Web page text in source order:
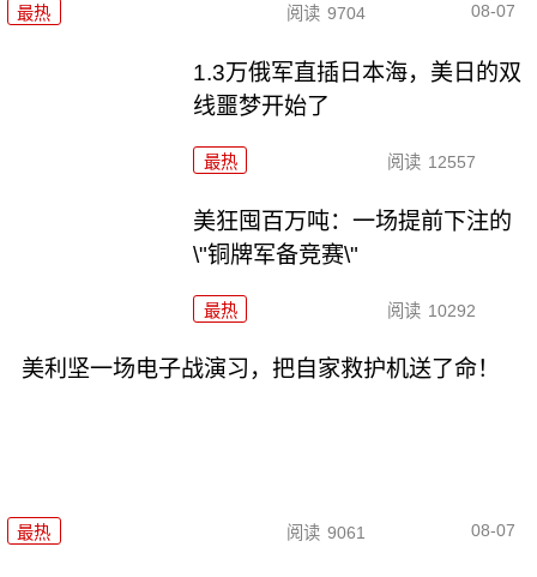
最热 阅读 9704 08-07
1.3万俄军直插日本海，美日的双
线噩梦开始了
最热 阅读 12557
美狂囤百万吨：一场提前下注的
\"铜牌军备竞赛\"
最热 阅读 10292
美利坚一场电子战演习，把自家救护机送了命！
最热 阅读 9061 08-07